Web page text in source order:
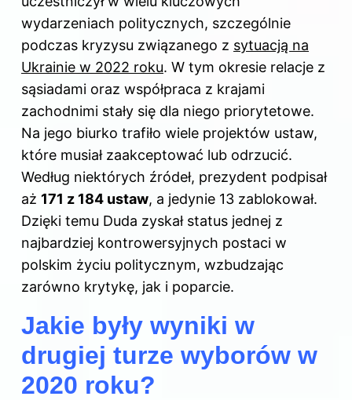
wydarzeniach politycznych, szczególnie
podczas kryzysu związanego z sytuacją na
Ukrainie w 2022 roku. W tym okresie relacje z
sąsiadami oraz współpraca z krajami
zachodnimi stały się dla niego priorytetowe.
Na jego biurko trafiło wiele projektów ustaw,
które musiał zaakceptować lub odrzucić.
Według niektórych źródeł, prezydent podpisał
aż 171 z 184 ustaw, a jedynie 13 zablokował.
Dzięki temu Duda zyskał status jednej z
najbardziej kontrowersyjnych postaci w
polskim życiu politycznym, wzbudzając
zarówno krytykę, jak i poparcie.
Jakie były wyniki w
drugiej turze wyborów w
2020 roku?